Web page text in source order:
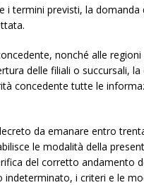
i termini previsti, la domanda
nonché alle regioni
delle filiali o succursali, la
concedente tutte le
da emanare entro
le modalità della
del corretto andamento
i criteri e le